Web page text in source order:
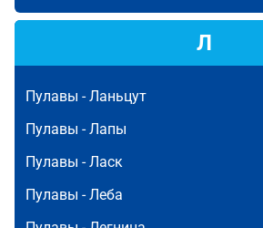
Л
Пулавы -Ланьцут
Пулавы -Лапы
Пулавы -Ласк
Пулавы -Леба